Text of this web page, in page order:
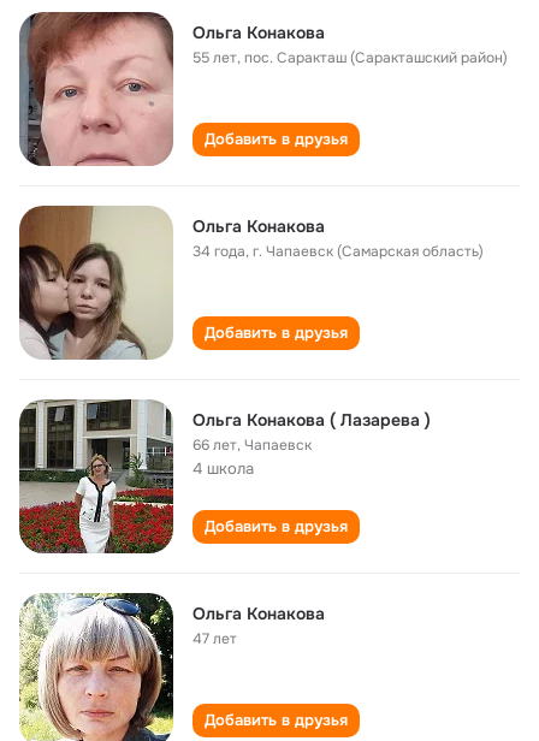
Ольга Конакова
55 лет,пос. Саракташ (Саракташский район)
Добавить в друзья
Ольга Конакова
34 года,г. Чапаевск (Самарская область)
Добавить в друзья
Ольга Конакова ( Лазарева )
66 лет,Чапаевск
4 школа
Добавить в друзья
Ольга Конакова
47 лет
Добавить в друзья